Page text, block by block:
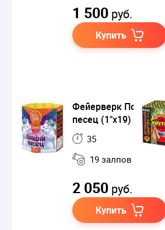
1 500 руб.
Купить
Фейерверк Полный
песец (1"х19) ЕС440
35
19 залпов
2 050 руб.
Купить